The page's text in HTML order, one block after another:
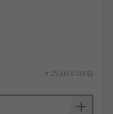
￥25,033.00/箱